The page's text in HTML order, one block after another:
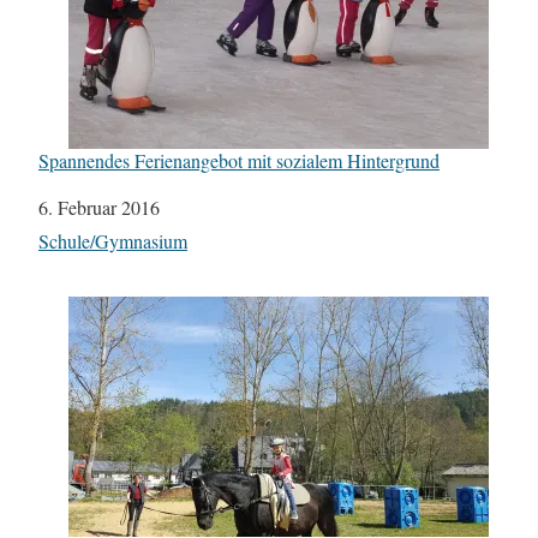
Spannendes Ferienangebot mit sozialem Hintergrund
Datum
6. Februar 2016
In Bezug auf
Schule/Gymnasium